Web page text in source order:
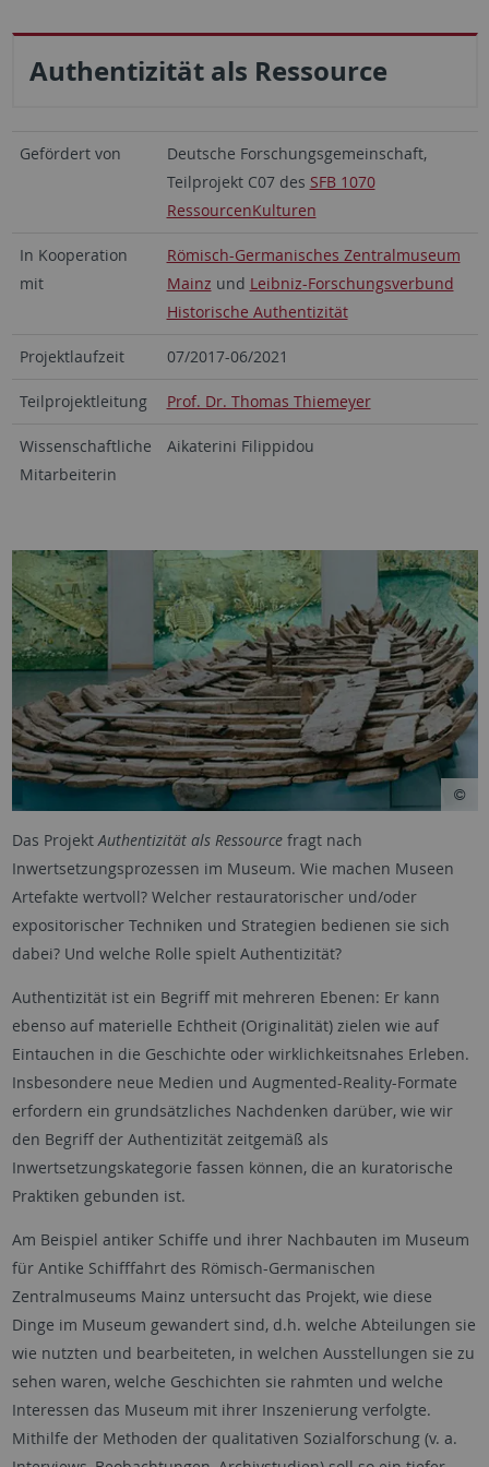
Authentizität als Ressource
Gefördert von
Deutsche Forschungsgemeinschaft,
Teilprojekt C07 des SFB 1070
RessourcenKulturen
In Kooperation
mit
Römisch-Germanisches Zentralmuseum
Mainz und Leibniz-Forschungsverbund
Historische Authentizität
Projektlaufzeit 07/2017-06/2021
Teilprojektleitung Prof. Dr. Thomas Thiemeyer
Wissenschaftliche
Mitarbeiterin
Aikaterini Filippidou
Das ProjektAuthentizität als Ressourcefragt nach
Inwertsetzungsprozessen im Museum. Wie machen Museen
Artefakte wertvoll? Welcher restauratorischer und/oder
expositorischer Techniken und Strategien bedienen sie sich
dabei? Und welche Rolle spielt Authentizität?
Authentizität ist ein Begriff mit mehreren Ebenen: Er kann
ebenso auf materielle Echtheit (Originalität) zielen wie auf
Eintauchen in die Geschichte oder wirklichkeitsnahes Erleben.
Insbesondere neue Medien und Augmented-Reality-Formate
erfordern ein grundsätzliches Nachdenken darüber, wie wir
den Begriff der Authentizität zeitgemäß als
Inwertsetzungskategorie fassen können, die an kuratorische
Praktiken gebunden ist.
Am Beispiel antiker Schiffe und ihrer Nachbauten im Museum
für Antike Schifffahrt des Römisch-Germanischen
Zentralmuseums Mainz untersucht das Projekt, wie diese
Dinge im Museum gewandert sind, d.h. welche Abteilungen sie
wie nutzten und bearbeiteten, in welchen Ausstellungen sie zu
sehen waren, welche Geschichten sie rahmten und welche
Interessen das Museum mit ihrer Inszenierung verfolgte.
Mithilfe der Methoden der qualitativen Sozialforschung (v. a.